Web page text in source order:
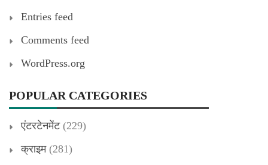
Entries feed
Comments feed
WordPress.org
POPULAR CATEGORIES
एंटरटेनमेंट(229)
क्राइम(281)